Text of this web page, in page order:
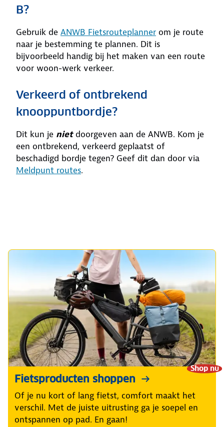
B?
Gebruik de ANWB Fietsrouteplanner om je route
naar je bestemming te plannen. Dit is
bijvoorbeeld handig bij het maken van een route
voor woon-werk verkeer.
Verkeerd of ontbrekend
knooppuntbordje?
Dit kun je nietdoorgeven aan de ANWB. Kom je
een ontbrekend, verkeerd geplaatst of
beschadigd bordje tegen? Geef dit dan door via
Meldpunt routes.
Shop nu
Fietsproducten shoppen
Of je nu kort of lang fietst, comfort maakt het
verschil. Met de juiste uitrusting ga je soepel en
ontspannen op pad. En gaan!